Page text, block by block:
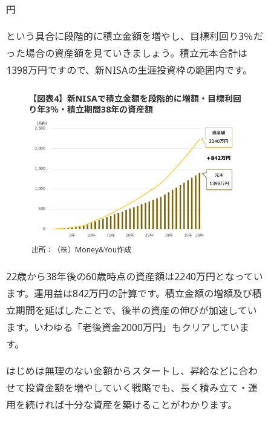
円
という具合に段階的に積立金額を増やし、目標利回り3％だ
った場合の資産額を見ていきましょう。積立元本合計は
1398万円ですので、新NISAの生涯投資枠の範囲内です。
【図表4】新NISAで積立金額を段階的に増額・目標利回
り年3％・積立期間38年の資産額
出所：（株）Money&You作成
22歳から38年後の60歳時点の資産額は2240万円となってい
ます。運用益は842万円の計算です。積立金額の増額及び積
立期間を延ばしたことで、後半の資産の伸びが加速してい
ます。いわゆる「老後資金2000万円」もクリアしていま
す。
はじめは無理のない金額からスタートし、昇給などに合わ
せて投資金額を増やしていく戦略でも、長く積み立て・運
用を続ければ十分な資産を築けることがわかります。